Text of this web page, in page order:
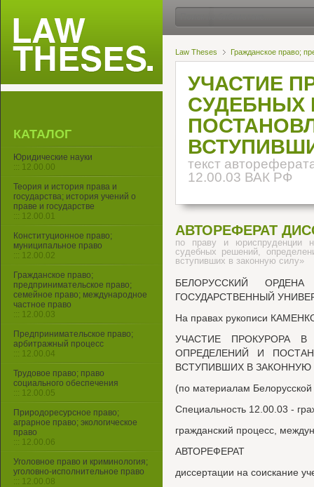
Law Theses Гражданское право;
УЧАСТИЕ
СУДЕБНЫХ
текст
12.00.03 ВАК РФ
АВТОРЕФЕРАТ
по праву и юриспруденции
судебных решений,
вступивших в законную силу»
БЕЛОРУССКИЙ
ГОСУДАРСТВЕННЫЙ
На правах рукописи
УЧАСТИЕ ПРОКУРОРА
ОПРЕДЕЛЕНИЙ И
ВСТУПИВШИХ В ЗАКОННУЮ
(по материалам
Специальность 12.00.03 -
гражданский процесс,
АВТОРЕФЕРАТ
диссертации на соискание
КАТАЛОГ
Юридические науки
::: 12.00.00
Теория и история права и
государства; история учений о
праве и государстве
::: 12.00.01
Конституционное право;
муниципальное право
::: 12.00.02
Гражданское право;
предпринимательское право;
семейное право; международное
частное право
::: 12.00.03
Предпринимательское право;
арбитражный процесс
::: 12.00.04
Трудовое право; право
социального обеспечения
::: 12.00.05
Природоресурсное право;
аграрное право; экологическое
право
::: 12.00.06
Уголовное право и криминология;
уголовно-исполнительное право
::: 12.00.08